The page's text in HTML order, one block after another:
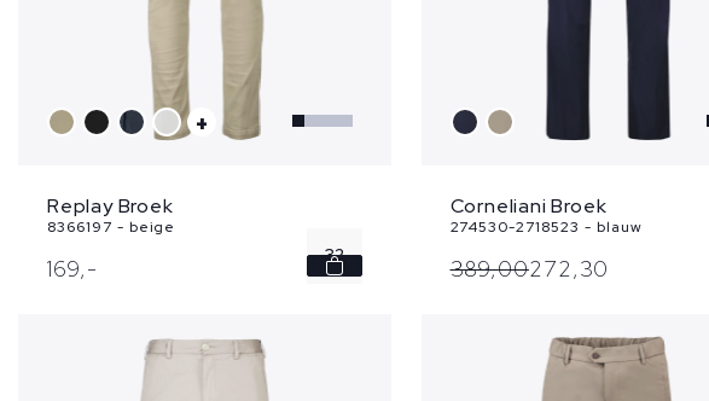
+
Replay Broek
8366197 - beige
169,- 32
Corneliani Broek
274530-2718523 - blauw
389,00272,30